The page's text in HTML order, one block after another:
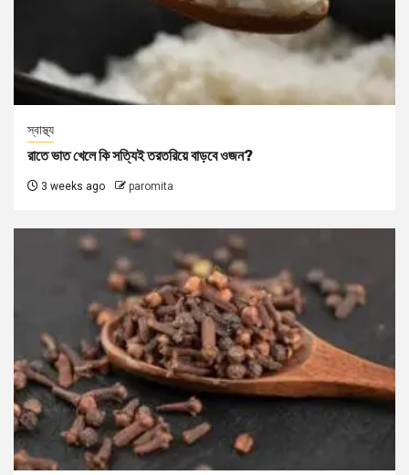
স্বাস্থ্য
রাতে ভাত খেলে কি সত্যিই তরতরিয়ে বাড়বে ওজন?
3 weeks ago paromita